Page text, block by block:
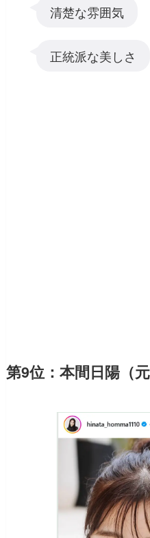
清楚な雰囲気
正統派な美しさ
第9位：本間日陽（